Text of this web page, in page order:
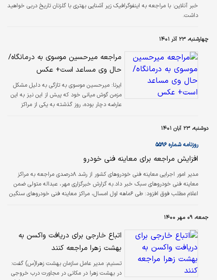
خبر آنلاین: با مراجعه به اینفوگرافیک زیر آشنایی بهتری با گلزنان تاریخ دربی خواهید
داشت.
چهارشنبه، ۲۳ آذر ۱۴۰۱
مراجعه میرحسین موسوی به درمانگاه/
حال وی مساعد است+ عکس
ایرنا: میرحسین موسوی به تازگی به دلیل مشکل
مزمن گوش میانی خود که پیش از این نیز به این
عارضه دچار بوده، روز گذشته به یکی از مراکز
دوشنبه، ۲۳ آبان ۱۴۰۱
روزنامه شماره ۵۵۹۶
افزایش مراجعه برای معاینه فنی خودرو
مدیر امور اجرایی معاینه فنی خودروهای کشور از رشد ۸‌درصدی مراجعه به مراکز
معاینه فنی خودروهای سبک خبر داد.به گزارش خبرگزاری مهر، عبداله متولی ضمن
اعلام مطلب فوق افزود: طی ۶ماهه اول امسال، مراکز معاینه فنی خودروهای سنگین
مشابه در سال گذشته رشد ۷‌درصدی را نشان می‌دهد.
جمعه، ۰۹ مهر ۱۴۰۰
اتباع خارجی برای دریافت واکسن به
بهشت زهرا مراجعه کنند
تسنیم: مدیر عامل سازمان بهشت زهرا(س) گفت:
در بهشت زهرا در مکانی در مجاورت درب خروجی